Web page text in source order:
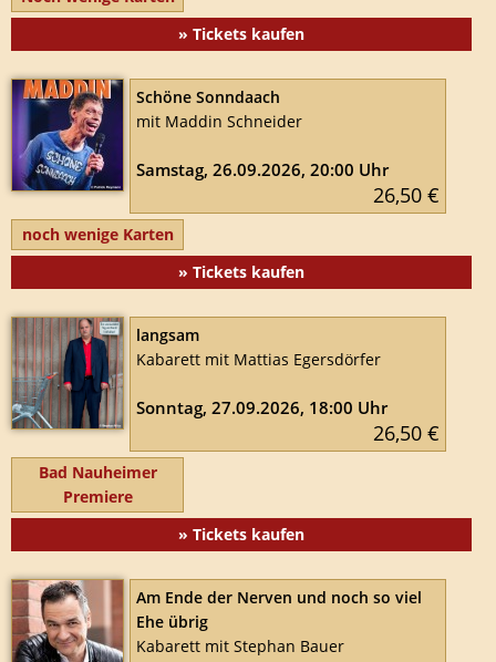
» Tickets kaufen
Schöne Sonndaach
mit Maddin Schneider
Samstag, 26.09.2026, 20:00 Uhr
26,50 €
noch wenige Karten
» Tickets kaufen
langsam
Kabarett mit Mattias Egersdörfer
Sonntag, 27.09.2026, 18:00 Uhr
26,50 €
Bad Nauheimer
Premiere
» Tickets kaufen
Am Ende der Nerven und noch so viel
Ehe übrig
Kabarett mit Stephan Bauer